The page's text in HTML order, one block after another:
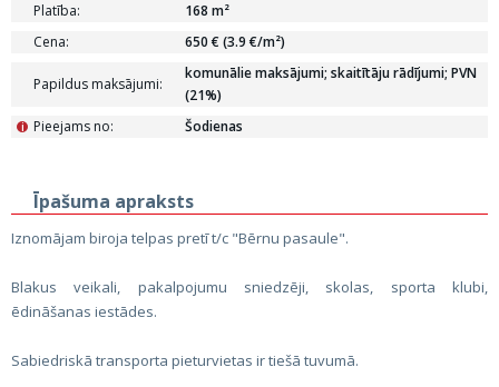
Platība:
168 m²
Cena:
650 € (3.9 €/m²)
Papildus maksājumi:
komunālie maksājumi; skaitītāju rādījumi; PVN
(21%)
Pieejams no:
i Šodienas
Īpašuma apraksts
Iznomājam biroja telpas pretī t/c "Bērnu pasaule".
Blakus veikali, pakalpojumu sniedzēji, skolas, sporta klubi,
ēdināšanas iestādes.
Sabiedriskā transporta pieturvietas ir tiešā tuvumā.